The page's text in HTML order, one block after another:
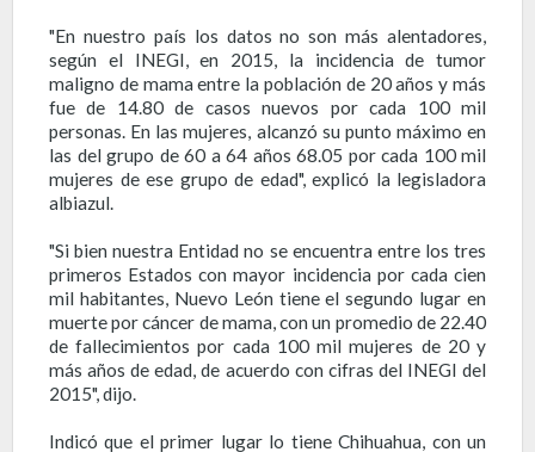
"En nuestro país los datos no son más alentadores,
según el INEGI, en 2015, la incidencia de tumor
maligno de mama entre la población de 20 años y más
fue de 14.80 de casos nuevos por cada 100 mil
personas. En las mujeres, alcanzó su punto máximo en
las del grupo de 60 a 64 años 68.05 por cada 100 mil
mujeres de ese grupo de edad", explicó la legisladora
albiazul.
"Si bien nuestra Entidad no se encuentra entre los tres
primeros Estados con mayor incidencia por cada cien
mil habitantes, Nuevo León tiene el segundo lugar en
muerte por cáncer de mama, con un promedio de 22.40
de fallecimientos por cada 100 mil mujeres de 20 y
más años de edad, de acuerdo con cifras del INEGI del
2015", dijo.
Indicó que el primer lugar lo tiene Chihuahua, con un